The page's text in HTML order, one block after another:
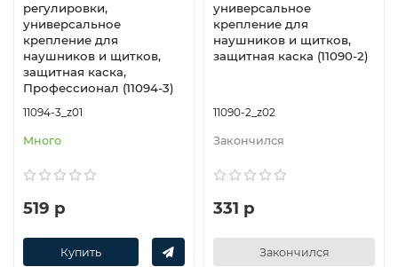
регулировки,
универсальное
крепление для
наушников и щитков,
защитная каска,
Профессионал (11094-3)
11094-3_z01
Много
519 р
Купить
универсальное
крепление для
наушников и щитков,
защитная каска (11090-2)
11090-2_z02
Закончился
331 р
Закончился